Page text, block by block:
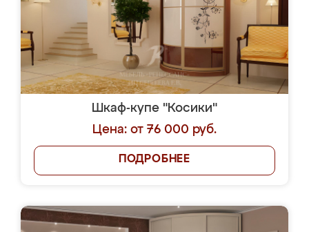
Шкаф-купе "Косики"
Цена: от 76 000 руб.
ПОДРОБНЕЕ